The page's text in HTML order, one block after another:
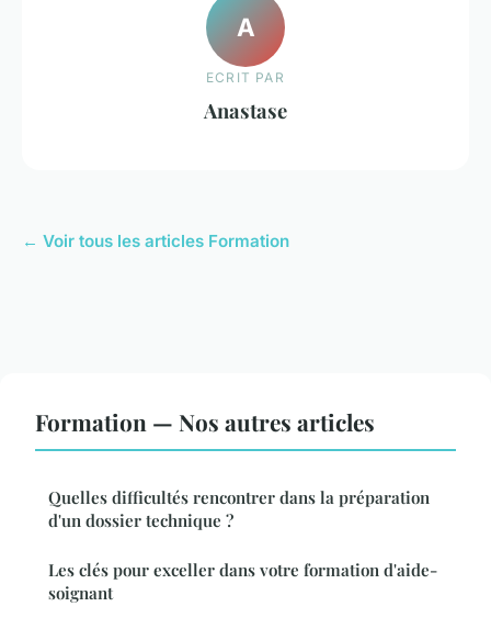
A
ECRIT PAR
Anastase
← Voir tous les articles Formation
Formation — Nos autres articles
Quelles difficultés rencontrer dans la préparation
d'un dossier technique ?
Les clés pour exceller dans votre formation d'aide-
soignant